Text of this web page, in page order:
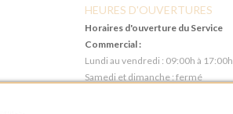
HEURES D'OUVERTURES
Horaires d'ouverture du Service
Commercial :
Lundi au vendredi : 09:00h à 17:00h
Samedi et dimanche : fermé